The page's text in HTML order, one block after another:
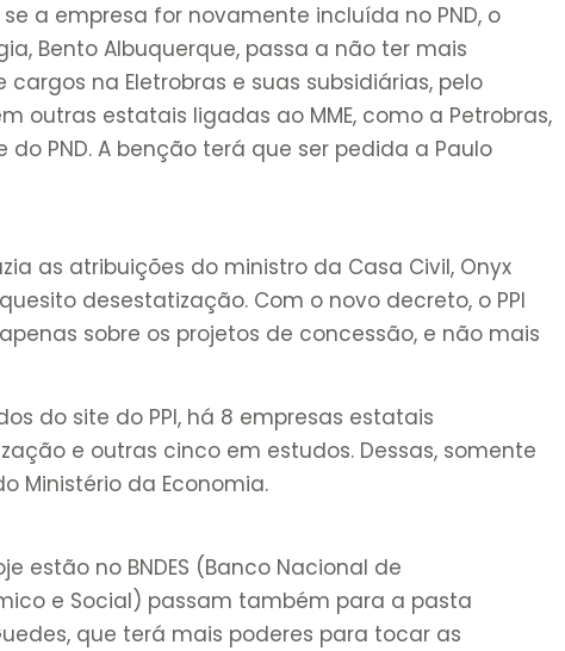
a empresa for novamente incluída no PND, o
Bento Albuquerque, passa a não ter mais
na Eletrobras e suas subsidiárias, pelo
outras estatais ligadas ao MME, como a Petrobras,
PND. A benção terá que ser pedida a Paulo
as atribuições do ministro da Casa Civil, Onyx
quesito desestatização. Com o novo decreto, o PPI
sobre os projetos de concessão, e não mais
do site do PPI, há 8 empresas estatais
e outras cinco em estudos. Dessas, somente
Ministério da Economia.
estão no BNDES (Banco Nacional de
e Social) passam também para a pasta
que terá mais poderes para tocar as